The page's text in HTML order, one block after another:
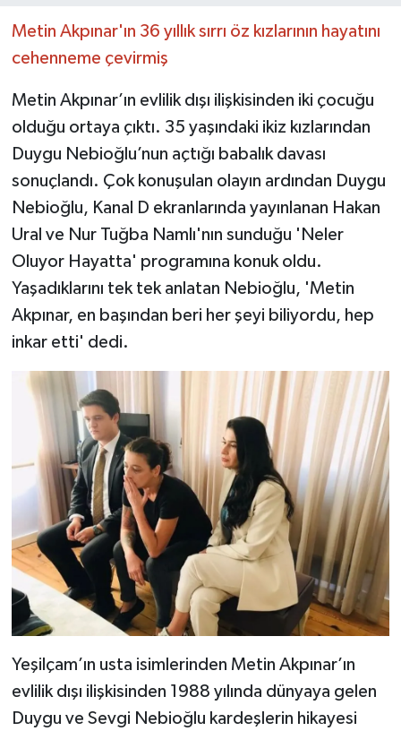
Metin Akpınar'ın 36 yıllık sırrı öz kızlarının hayatını
cehenneme çevirmiş
Metin Akpınar’ın evlilik dışı ilişkisinden iki çocuğu
olduğu ortaya çıktı. 35 yaşındaki ikiz kızlarından
Duygu Nebioğlu’nun açtığı babalık davası
sonuçlandı. Çok konuşulan olayın ardından Duygu
Nebioğlu, Kanal D ekranlarında yayınlanan Hakan
Ural ve Nur Tuğba Namlı'nın sunduğu 'Neler
Oluyor Hayatta' programına konuk oldu.
Yaşadıklarını tek tek anlatan Nebioğlu, 'Metin
Akpınar, en başından beri her şeyi biliyordu, hep
inkar etti' dedi.
Yeşilçam’ın usta isimlerinden Metin Akpınar’ın
evlilik dışı ilişkisinden 1988 yılında dünyaya gelen
Duygu ve Sevgi Nebioğlu kardeşlerin hikayesi